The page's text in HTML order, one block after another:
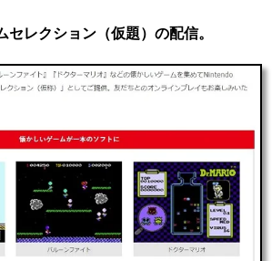
セレクション（仮題）の配信。